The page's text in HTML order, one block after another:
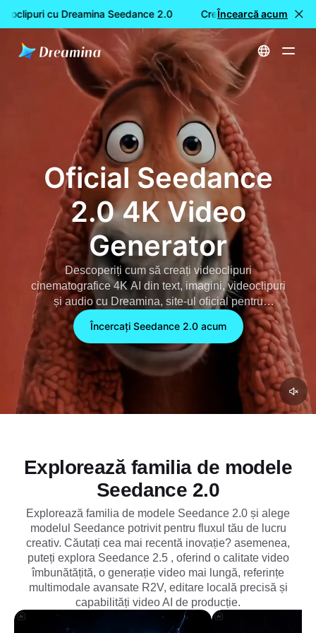
cu Dreamina Seedance 2.0 Creare GRATUITĂ de
Încearcă acum
Acasă
Oficial Seedance
2.0 4K Video
Generator
Descoperiți cum să creați videoclipuri
cinematografice 4K AI din text, imagini, videoclipuri
și audio cu Dreamina, site-ul oficial pentru
accesarea Seedance 2.0. Creați povești
consistente cu audio nativ și controlați fără efort
caracterele, mișcarea și stilurile vizuale.
Încercați Seedance 2.0 acum
Explorează familia de modele
Seedance 2.0
Explorează familia de modele Seedance 2.0 și alege
modelul Seedance potrivit pentru fluxul tău de lucru
creativ. Căutați cea mai recentă inovație? asemenea,
puteți explora Seedance 2.5 , oferind o calitate video
îmbunătățită, o generație video mai lungă, referințe
multimodale avansate R2V, editare locală precisă și
capabilități video AI de producție.